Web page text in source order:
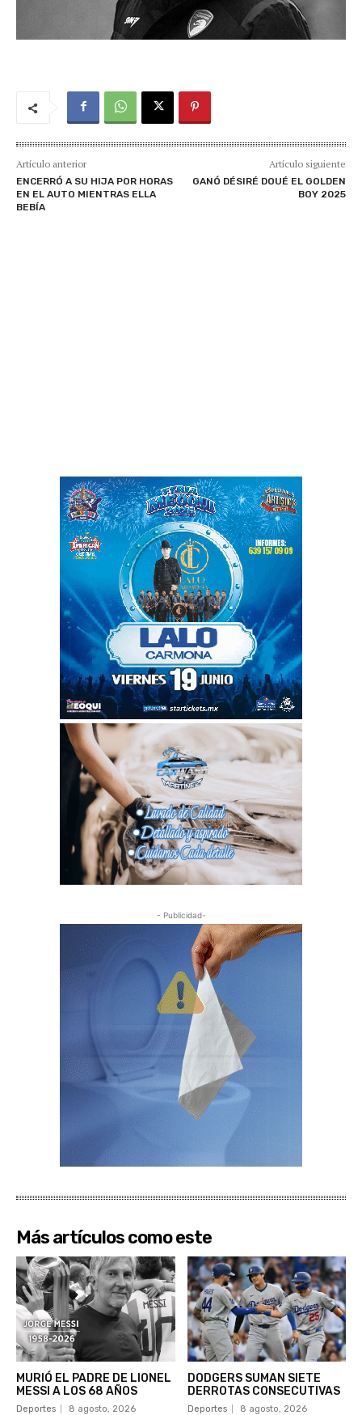
Artículo anterior
ENCERRÓ A SU HIJA POR HORAS
EN EL AUTO MIENTRAS ELLA
BEBÍA
Artículo siguiente
GANÓ DÉSIRÉ DOUÉ EL GOLDEN
BOY 2025
- Publicidad-
Más artículos como este
MURIÓ EL PADRE DE LIONEL
MESSI A LOS 68 AÑOS
Deportes 8 agosto, 2026
DODGERS SUMAN SIETE
DERROTAS CONSECUTIVAS
Deportes 8 agosto, 2026